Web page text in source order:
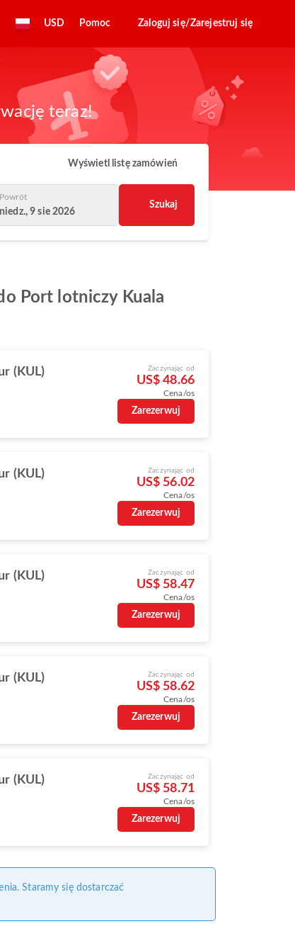
USD Pomoc Zaloguj się/Zarejestruj się
teraz!
Wyświetl listę zamówień
Powrót
niedz., 9 sie 2026
Szukaj
Port lotniczy Kuala
(KUL) Zaczynając od
US$ 48.66
Cena/os
Zarezerwuj
(KUL) Zaczynając od
US$ 56.02
Cena/os
Zarezerwuj
(KUL) Zaczynając od
US$ 58.47
Cena/os
Zarezerwuj
(KUL) Zaczynając od
US$ 58.62
Cena/os
Zarezerwuj
(KUL) Zaczynając od
US$ 58.71
Cena/os
Zarezerwuj
Staramy się dostarczać